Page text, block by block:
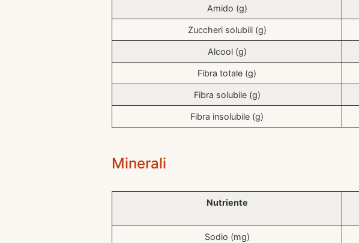
Amido (g)
Zuccheri solubili (g)
Alcool (g)
Fibra totale (g)
Fibra solubile (g)
Fibra insolubile (g)
Minerali
Nutriente
Sodio (mg)